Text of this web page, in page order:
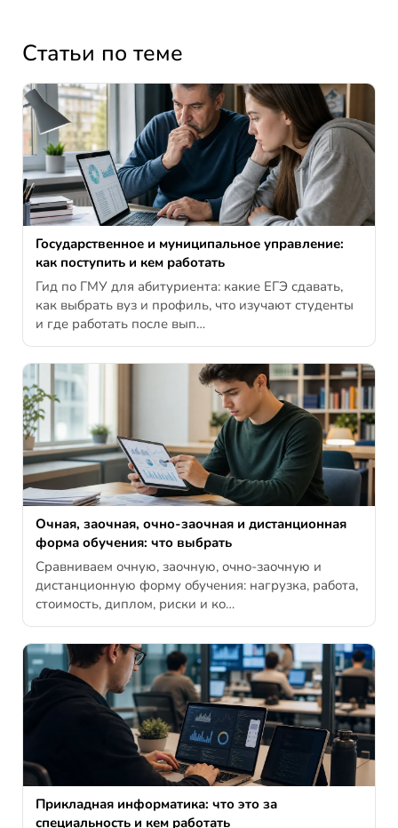
Статьи по теме
Государственное и муниципальное управление:
как поступить и кем работать
Гид по ГМУ для абитуриента: какие ЕГЭ сдавать,
как выбрать вуз и профиль, что изучают студенты
и где работать после вып…
Очная, заочная, очно-заочная и дистанционная
форма обучения: что выбрать
Сравниваем очную, заочную, очно-заочную и
дистанционную форму обучения: нагрузка, работа,
стоимость, диплом, риски и ко…
Прикладная информатика: что это за
специальность и кем работать